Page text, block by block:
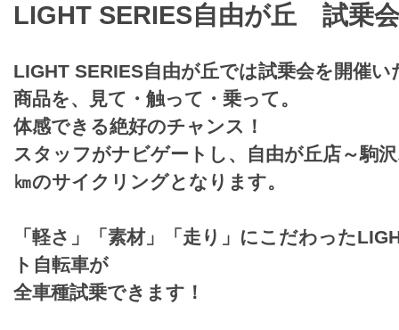
LIGHT SERIES自由が丘 試乗
LIGHT SERIES自由が丘では試乗会を開催い
商品を、見て・触って・乗って。
体感できる絶好のチャンス！
スタッフがナビゲートし、自由が丘店～駒
㎞のサイクリングとなります。
「軽さ」「素材」「走り」にこだわった
ト自転車が
全車種試乗できます！